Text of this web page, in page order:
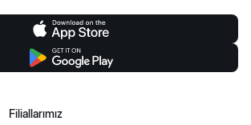
Filiallarımız